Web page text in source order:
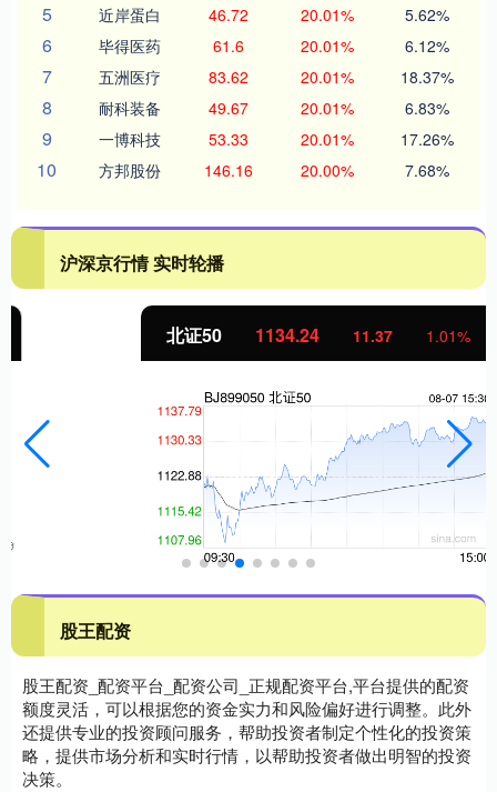
5 近岸蛋白 46.72 20.01% 5.62%
6 毕得医药 61.6 20.01% 6.12%
7 五洲医疗 83.62 20.01% 18.37%
8 耐科装备 49.67 20.01% 6.83%
9 一博科技 53.33 20.01% 17.26%
10 方邦股份 146.16 20.00% 7.68%
沪深京行情 实时轮播
1134.24 11.37 1.01%
股王配资
股王配资_配资平台_配资公司_正规配资平台,平台提供的配资
额度灵活，可以根据您的资金实力和风险偏好进行调整。此外
还提供专业的投资顾问服务，帮助投资者制定个性化的投资策
略，提供市场分析和实时行情，以帮助投资者做出明智的投资
决策。